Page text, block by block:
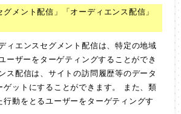
グメント配信」「オーディエンス配信」
ィエンスセグメント配信は、特定の地域
ーザーをターゲティングすることができ
ス配信は、サイトの訪問履歴等のデータ
ゲットにすることができます。 また、類
動をとるユーザーをターゲティングす